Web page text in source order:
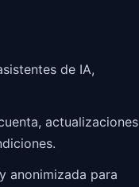
de IA,
actualizaciones
anonimizada para